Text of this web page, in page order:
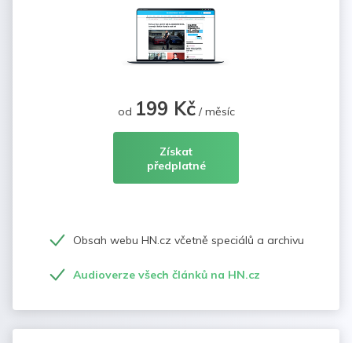
od 199 Kč/ měsíc
Získat
předplatné
Obsah webu HN.cz včetně speciálů a archivu
Audioverze všech článků na HN.cz